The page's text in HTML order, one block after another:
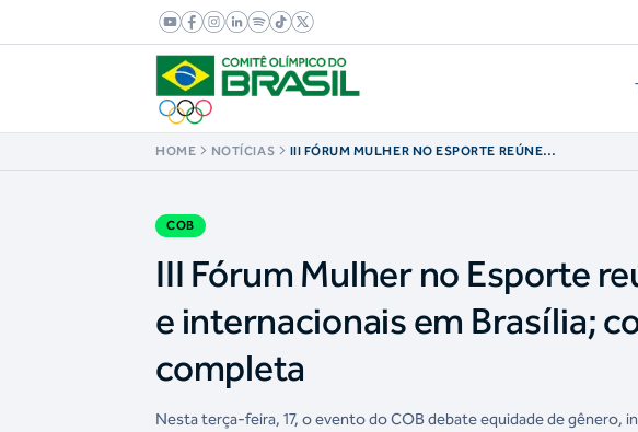
HOME NOTÍCIAS
III FÓRUM MULHER NO ESPORTE REÚNE
COB
III Fórum Mulher no Esporte
e internacionais em Brasília;
completa
Nesta terça-feira, 17, o evento do COB debate equidade de gênero,